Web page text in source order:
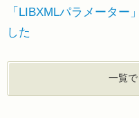
「LIBXMLパラメータ
した
一覧